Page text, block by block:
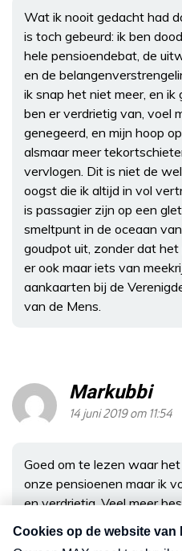
Wat ik nooit gedacht had
is toch gebeurd: ik ben
hele pensioendebat, de
en de
ik snap het niet meer, en ik
ben er verdrietig van, voel
genegeerd, en mijn hoop
alsmaar meer
vervlogen. Dit is niet de
oogst die ik altijd in vol
is passagier zijn op een
smeltpunt in de oceaan
goudpot uit, zonder dat het
er ook maar iets van
aankaarten bij de
van de Mens.
Markubbi
14 juni 2019 om 11:54
Goed om te lezen waar
onze pensioenen maar ik
en verdrietig. Veel meer
besef. Het lijkt wel een